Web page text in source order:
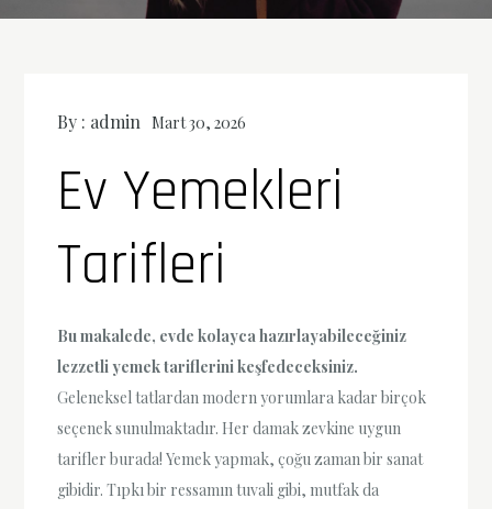
By : admin Mart 30, 2026
Ev Yemekleri
Tarifleri
Bu makalede, evde kolayca hazırlayabileceğiniz
lezzetli yemek tariflerini keşfedeceksiniz.
Geleneksel tatlardan modern yorumlara kadar birçok
seçenek sunulmaktadır. Her damak zevkine uygun
tarifler burada! Yemek yapmak, çoğu zaman bir sanat
gibidir. Tıpkı bir ressamın tuvali gibi, mutfak da